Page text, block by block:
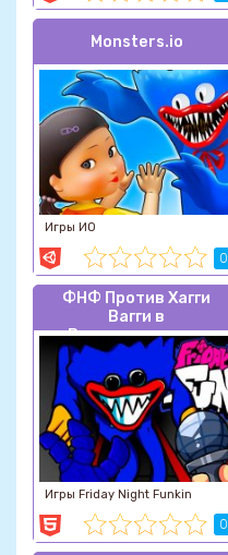
Monsters.io
Игры ИО
0
ФНФ Против Хагги
Вагги в
Вентиляционном
Отверстии
Игры Friday Night Funkin
0